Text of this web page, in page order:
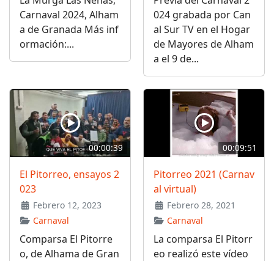
Carnaval 2024, Alham
a de Granada Más inf
ormación:...
024 grabada por Can
al Sur TV en el Hogar
de Mayores de Alham
a el 9 de...
00:00:39
El Pitorreo, ensayos 2
023
Febrero 12, 2023
Carnaval
Comparsa El Pitorre
o, de Alhama de Gran
00:09:51
Pitorreo 2021 (Carnav
al virtual)
Febrero 28, 2021
Carnaval
La comparsa El Pitorr
eo realizó este vídeo